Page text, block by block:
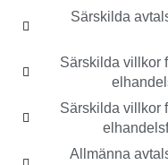
Särskilda
Särskilda villkor
Särskilda villkor
Allmänna